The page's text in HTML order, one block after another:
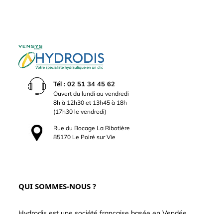
Tél : 02 51 34 45 62
Ouvert du lundi au vendredi
8h à 12h30 et 13h45 à 18h
(17h30 le vendredi)
Rue du Bocage La Ribotière
85170 Le Poiré sur Vie
QUI SOMMES-NOUS ?